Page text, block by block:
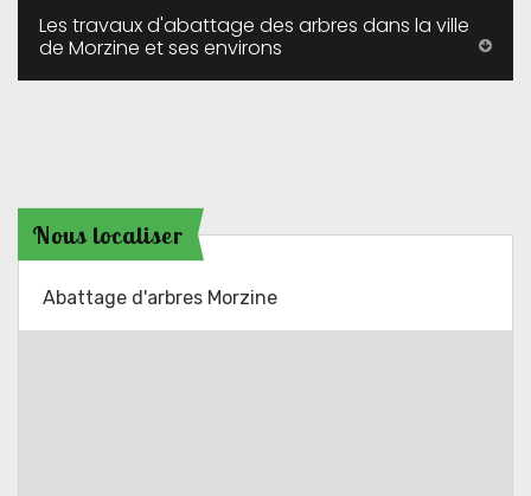
Les travaux d'abattage des arbres dans la ville
de Morzine et ses environs
Nous localiser
Abattage d'arbres Morzine